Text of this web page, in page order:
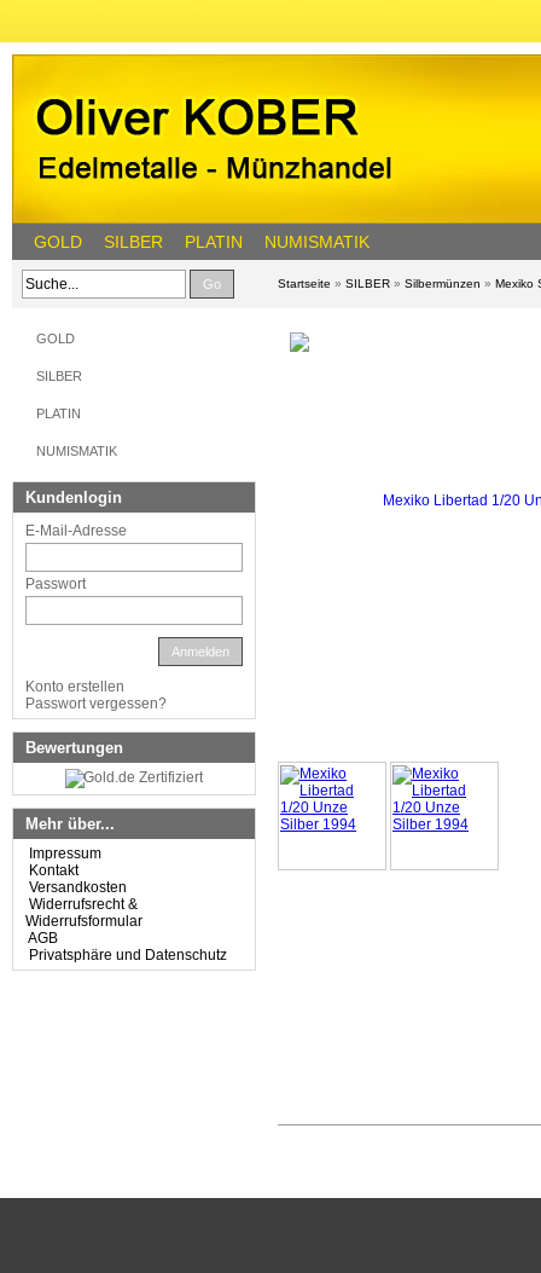
GOLD SILBER PLATIN NUMISMATIK
Go Startseite » SILBER » Silbermünzen » Mexiko
GOLD
SILBER
PLATIN
NUMISMATIK
Kundenlogin
E-Mail-Adresse
Passwort
Anmelden
Konto erstellen
Passwort vergessen?
Bewertungen
Mehr über...
Impressum
Kontakt
Versandkosten
Widerrufsrecht &
Widerrufsformular
AGB
Privatsphäre und Datenschutz